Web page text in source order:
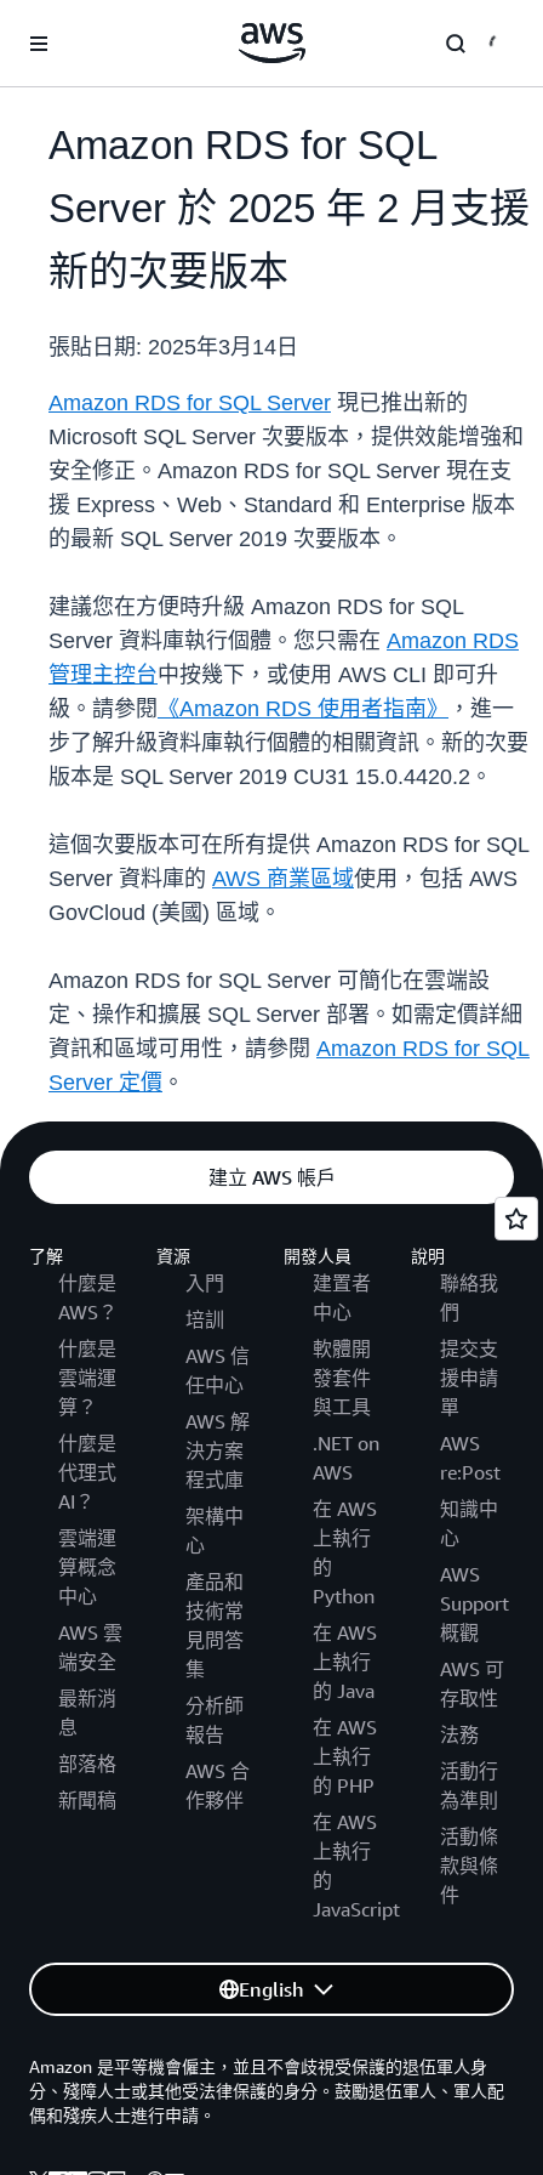
Amazon RDS for SQL
Server 於 2025 年 2 月支援
新的次要版本
張貼日期: 2025年3月14日
Amazon RDS for SQL Server 現已推出新的
Microsoft SQL Server 次要版本，提供效能增強和
安全修正。Amazon RDS for SQL Server 現在支
援 Express、Web、Standard 和 Enterprise 版本
的最新 SQL Server 2019 次要版本。
建議您在方便時升級 Amazon RDS for SQL
Server 資料庫執行個體。您只需在 Amazon RDS
管理主控台中按幾下，或使用 AWS CLI 即可升
級。請參閱 《Amazon RDS 使用者指南》
，進一
步了解升級資料庫執行個體的相關資訊。新的次要
版本是 SQL Server 2019 CU31 15.0.4420.2。
這個次要版本可在所有提供 Amazon RDS for SQL
Server 資料庫的 AWS 商業區域使用，包括 AWS
GovCloud (美國) 區域。
Amazon RDS for SQL Server 可簡化在雲端設
定、操作和擴展 SQL Server 部署。如需定價詳細
資訊和區域可用性，請參閱 Amazon RDS for SQL
Server 定價 。
建立 AWS 帳戶
了解
什麼是
AWS？
什麼是
雲端運
算？
什麼是
代理式
AI？
雲端運
算概念
中心
AWS 雲
端安全
最新消
息
部落格
新聞稿
資源
入門
培訓
AWS 信
任中心
AWS 解
決方案
程式庫
架構中
心
產品和
技術常
見問答
集
分析師
報告
AWS 合
作夥伴
開發人員
建置者
中心
軟體開
發套件
與工具
.NET on
AWS
在 AWS
上執行
的
Python
在 AWS
上執行
的 Java
在 AWS
上執行
的 PHP
在 AWS
上執行
的
JavaScript
說明
聯絡我
們
提交支
援申請
單
AWS
re:Post
知識中
心
AWS
Support
概觀
AWS 可
存取性
法務
活動行
為準則
活動條
款與條
件
English
Amazon 是平等機會僱主，並且不會歧視受保護的退伍軍人身
分、殘障人士或其他受法律保護的身分。鼓勵退伍軍人、軍人配
偶和殘疾人士進行申請。